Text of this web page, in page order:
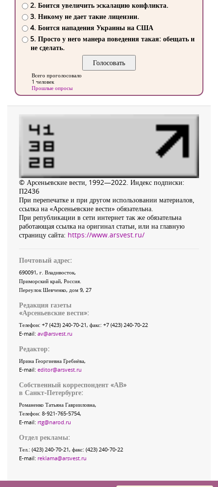
2. Боится увеличить эскалацию конфликта.
3. Никому не дает такие лицензии.
4. Боится нападения Украины на США
5. Просто у него манера поведения такая: обещать и
не сделать.
Всего проголосовало
1 человек
Прошлые опросы
© Арсеньевские вести, 1992—2022. Индекс подписки:
П2436
При перепечатке и при другом использовании материалов,
ссылка на «Арсеньевские вести» обязательна.
При републикации в сети интернет так же обязательна
работающая ссылка на оригинал статьи, или на главную
страницу сайта: https://www.arsvest.ru/
Почтовый адрес:
690091, г. Владивосток,
Приморский край, Россия
Переулок Шевченко, дом 9, 27
Редакция газеты
«Арсеньевские вести»:
Телефон: +7 (423) 240-70-21, факс: +7 (423) 240-70-22
E-mail: av@arsvest.ru
Редактор:
Ирина Георгиевна Гребнёва,
E-mail: editor@arsvest.ru
Собственный корреспондент «АВ»
в Санкт-Петербурге:
Романенко Татьяна Гаврииловна,
Телефон: 8-921-765-5754,
E-mail: rtg@narod.ru
Отдел рекламы:
Тел.: (423) 240-70-21, факс: (423) 240-70-22
E-mail: reklama@arsvest.ru